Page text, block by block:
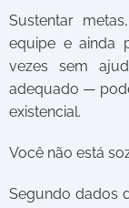
Sustentar
equipe e ainda
vezes sem
adequado —
existencial.
Você não está
Segundo dados